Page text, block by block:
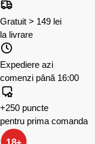
Gratuit > 149 lei
la livrare
Expediere azi
comenzi până 16:00
+250 puncte
pentru prima comanda